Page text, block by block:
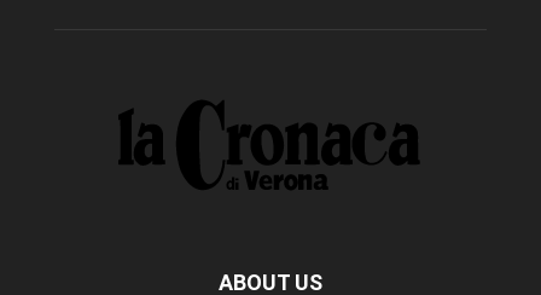
ABOUT US